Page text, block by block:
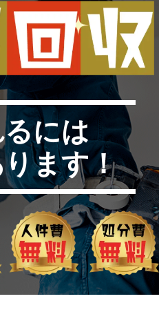
には
ます！